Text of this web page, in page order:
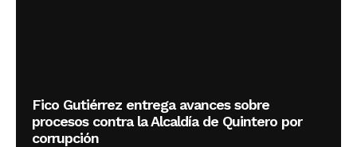
Fico Gutiérrez entrega avances sobre
procesos contra la Alcaldía de Quintero por
corrupción